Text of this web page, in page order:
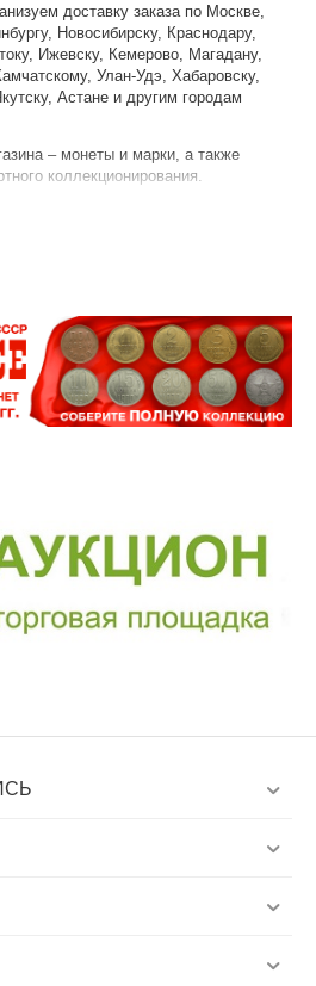
доставку заказа по Москве,
Новосибирску, Краснодару,
Ижевску, Кемерово, Магадану,
Улан-Удэ, Хабаровску,
Астане и другим городам
– монеты и марки, а также
коллекционирования.
вам достигнуть в нем